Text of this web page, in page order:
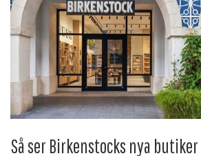
Så ser Birkenstocks nya